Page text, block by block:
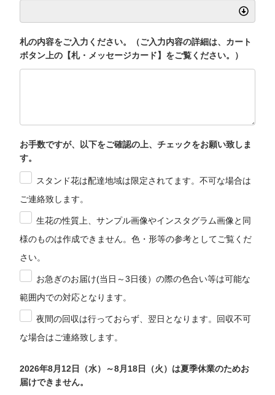
札の内容をご入力ください。（ご入力内容の詳細は、カート
ボタン上の【札・メッセージカード】をご覧ください。）
お手数ですが、以下をご確認の上、チェックをお願い致しま
す。
スタンド花は配達地域は限定されてます。不可な場合は
ご連絡致します。
生花の性質上、サンプル画像やインスタグラム画像と同
様のものは作成できません。色・形等の参考としてご覧くだ
さい。
お急ぎのお届け(当日～3日後）の際の色合い等は可能な
範囲内での対応となります。
夜間の回収は行っておらず、翌日となります。回収不可
な場合はご連絡致します。
2026年8月12日（水）～8月18日（火）は夏季休業のためお
届けできません。